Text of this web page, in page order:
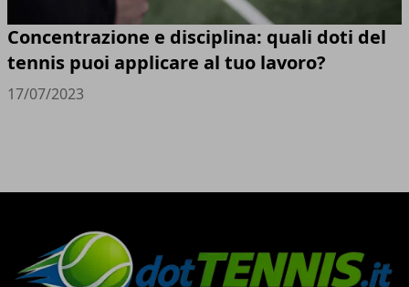
Concentrazione e disciplina: quali doti del
tennis puoi applicare al tuo lavoro?
17/07/2023